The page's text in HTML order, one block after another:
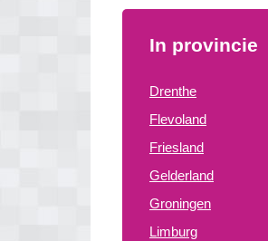
In provincie
Drenthe
Flevoland
Friesland
Gelderland
Groningen
Limburg